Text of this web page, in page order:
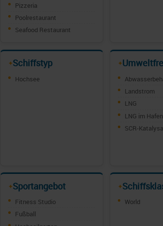
Pizzeria
Poolrestaurant
Seafood Restaurant
✦Schiffstyp
Hochsee
✦
Landstrom
LNG
LNG im Hafen
SCR-
✦Sportangebot
Fitness Studio
Fußball
✦
World